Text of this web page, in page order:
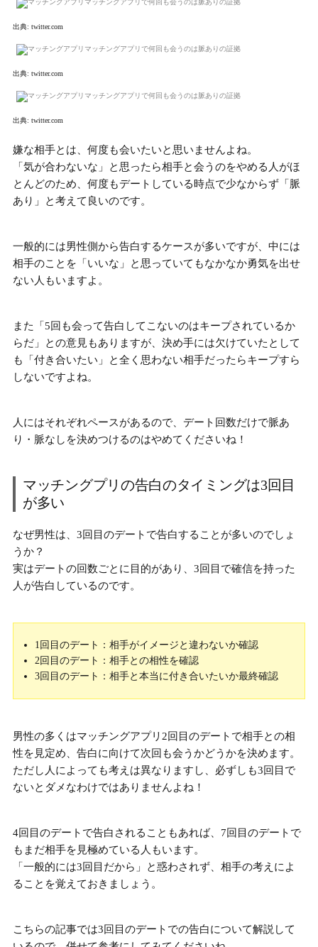
出典: twitter.com
出典: twitter.com
出典: twitter.com
嫌な相手とは、何度も会いたいと思いませんよね。
「気が合わないな」と思ったら相手と会うのをやめる人がほ
とんどのため、何度もデートしている時点で少なからず「脈
あり」と考えて良いのです。
一般的には男性側から告白するケースが多いですが、中には
相手のことを「いいな」と思っていてもなかなか勇気を出せ
ない人もいますよ。
また「5回も会って告白してこないのはキープされているか
らだ」との意見もありますが、決め手には欠けていたとして
も「付き合いたい」と全く思わない相手だったらキープすら
しないですよね。
人にはそれぞれペースがあるので、デート回数だけで脈あ
り・脈なしを決めつけるのはやめてくださいね！
マッチングプリの告白のタイミングは3回目
が多い
なぜ男性は、3回目のデートで告白することが多いのでしょ
うか？
実はデートの回数ごとに目的があり、3回目で確信を持った
人が告白しているのです。
1回目のデート：相手がイメージと違わないか確認
2回目のデート：相手との相性を確認
3回目のデート：相手と本当に付き合いたいか最終確認
男性の多くはマッチングアプリ2回目のデートで相手との相
性を見定め、告白に向けて次回も会うかどうかを決めます。
ただし人によっても考えは異なりますし、 必ずしも3回目で
ないとダメなわけではありませんよね！
4回目のデートで告白されることもあれば、7回目のデートで
もまだ相手を見極めている人もいます。
「一般的には3回目だから」と惑わされず、相手の考えによ
ることを覚えておきましょう。
こちらの記事では3回目のデートでの告白について解説して